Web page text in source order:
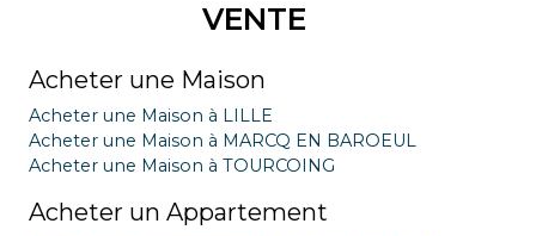
VENTE
Acheter une Maison
Acheter une Maison à LILLE
Acheter une Maison à MARCQ EN BAROEUL
Acheter une Maison à TOURCOING
Acheter un Appartement